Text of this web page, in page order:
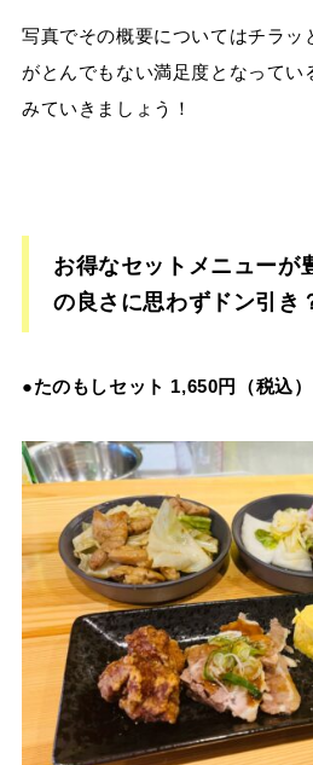
写真でその概要についてはチラッ
がとんでもない満足度となってい
みていきましょう！
お得なセットメニューが
の良さに思わずドン引き
●たのもしセット 1,650円（税込）